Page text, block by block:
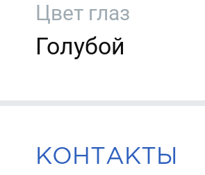
Цвет глаз
Голубой
КОНТАКТЫ